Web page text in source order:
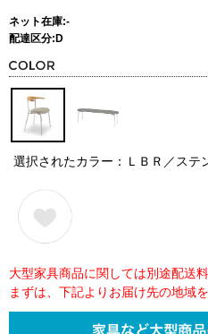
ネット在庫:-
配達区分:D
選択されたカラー：ＬＢＲ／ステ
大型家具商品に関しては別途配送
まずは、下記よりお届け先の地域